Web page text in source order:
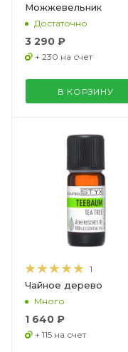
Можжевельник
Достаточно
3 290 ₽
+ 230 на счет
В КОРЗИНУ
1
Чайное дерево
Много
1 640 ₽
+ 115 на счет